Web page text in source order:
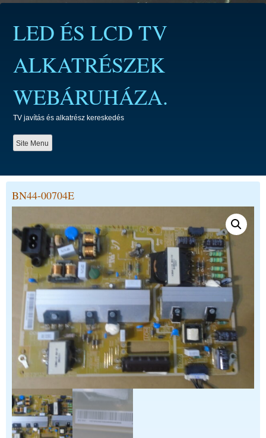
contentLED ÉS LCD TV
ALKATRÉSZEK
WEBÁRUHÁZA.
TV javítás és alkatrész kereskedés
Site Menu
BN44-00704E